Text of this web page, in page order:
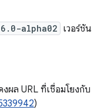
alpha02 เวอร์ชัน
ผล URL ที่เชื่อมโยงกับ
)